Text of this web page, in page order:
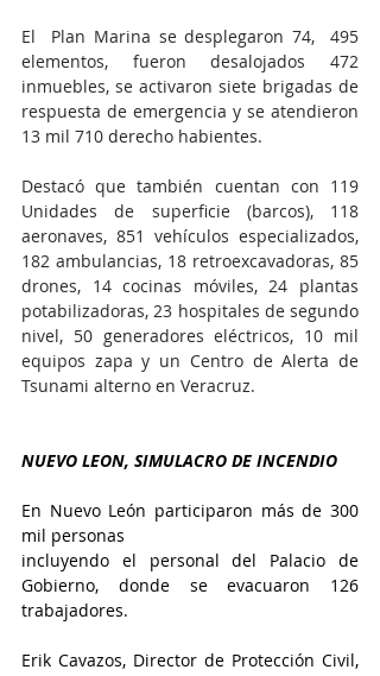
El  Plan Marina se desplegaron 74,  495
elementos, fueron desalojados 472
inmuebles, se activaron siete brigadas de
respuesta de emergencia y se atendieron
13 mil 710 derecho habientes.
Destacó que también cuentan con 119
Unidades de superficie (barcos), 118
aeronaves, 851 vehículos especializados,
182 ambulancias, 18 retroexcavadoras, 85
drones, 14 cocinas móviles, 24 plantas
potabilizadoras, 23 hospitales de segundo
nivel, 50 generadores eléctricos, 10 mil
equipos zapa y un Centro de Alerta de
Tsunami alterno en Veracruz.
NUEVO LEON, SIMULACRO DE INCENDIO
En Nuevo León participaron más de 300
mil personas
incluyendo el personal del Palacio de
Gobierno, donde se evacuaron 126
trabajadores.
Erik Cavazos, Director de Protección Civil,